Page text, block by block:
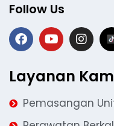
Follow Us
Layanan
Pemasangan